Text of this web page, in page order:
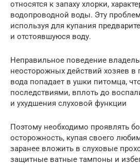
относятся к запаху хлорки,
водопроводной воды. Эту
используя для купания
и отстоявшуюся воду.
Неправильное поведение
неосторожных действий хозяев в
вода попадает в ушки питомца,
последствиями, вплоть до
и ухудшения слуховой функции
Поэтому необходимо проявлять
осторожность, купая своего
заранее вложить в слуховые
защитные ватные тампоны и